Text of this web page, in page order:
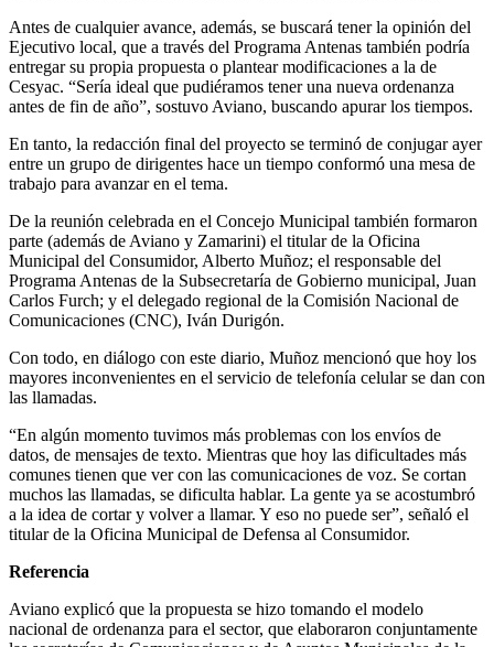
Antes de cualquier avance, además, se buscará tener la opinión del
Ejecutivo local, que a través del Programa Antenas también podría
entregar su propia propuesta o plantear modificaciones a la de
Cesyac. “Sería ideal que pudiéramos tener una nueva ordenanza
antes de fin de año”, sostuvo Aviano, buscando apurar los tiempos.
En tanto, la redacción final del proyecto se terminó de conjugar ayer
entre un grupo de dirigentes hace un tiempo conformó una mesa de
trabajo para avanzar en el tema.
De la reunión celebrada en el Concejo Municipal también formaron
parte (además de Aviano y Zamarini) el titular de la Oficina
Municipal del Consumidor, Alberto Muñoz; el responsable del
Programa Antenas de la Subsecretaría de Gobierno municipal, Juan
Carlos Furch; y el delegado regional de la Comisión Nacional de
Comunicaciones (CNC), Iván Durigón.
Con todo, en diálogo con este diario, Muñoz mencionó que hoy los
mayores inconvenientes en el servicio de telefonía celular se dan con
las llamadas.
“En algún momento tuvimos más problemas con los envíos de
datos, de mensajes de texto. Mientras que hoy las dificultades más
comunes tienen que ver con las comunicaciones de voz. Se cortan
muchos las llamadas, se dificulta hablar. La gente ya se acostumbró
a la idea de cortar y volver a llamar. Y eso no puede ser”, señaló el
titular de la Oficina Municipal de Defensa al Consumidor.
Referencia
Aviano explicó que la propuesta se hizo tomando el modelo
nacional de ordenanza para el sector, que elaboraron conjuntamente